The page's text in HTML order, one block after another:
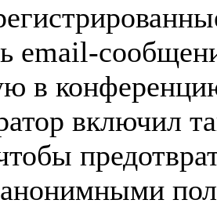
email-
в
включил